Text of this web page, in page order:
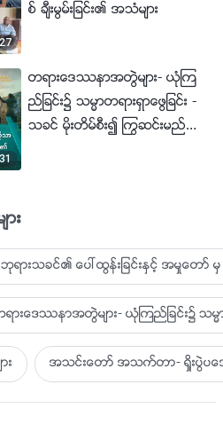
စ္ ခ်ီးမြမ္းျခင္း၏ အသံမ်ား
တရားေဒႆနာအတြဲမ်ား- ယုံၾက
ည္ျခင္း၌ သမၼာတရားရွာေဖြျခင္း -
သခင္ မိုးတိမ္စီး၍ ႂကြဆင္းမည္ကို
း
းသခင္၏ ေပၚထြန္းျခင္းႏွင့္ အမႈေတာ္ မွ
ားေဒႆနာအတြဲမ်ား- ယုံၾကည္ျခင္း၌ သမၼာတ
း အသင္းေတာ္ အသက္တာ- ရႈိးပြဲ